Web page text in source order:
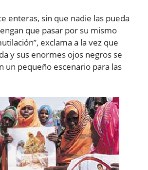
enteras, sin que nadie las pueda
que pasar por su mismo
exclama a la vez que
y sus enormes ojos negros se
un pequeño escenario para las